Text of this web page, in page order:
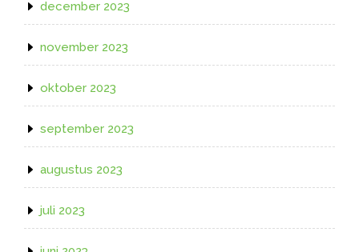
december 2023
november 2023
oktober 2023
september 2023
augustus 2023
juli 2023